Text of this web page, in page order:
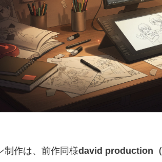
制作は、前作同様david production（